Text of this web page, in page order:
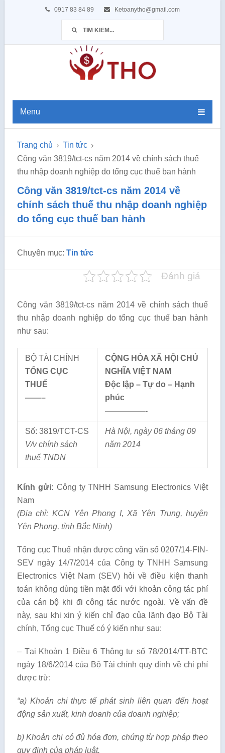
0917 83 84 89 Ketoanytho@gmail.com
Menu
Trang chủ
Tin tức
Công văn 3819/tct-cs năm 2014 về chính sách thuế
thu nhập doanh nghiệp do tổng cục thuế ban hành
Công văn 3819/tct-cs năm 2014 về
chính sách thuế thu nhập doanh nghiệp
do tổng cục thuế ban hành
Chuyên mục: Tin tức
Đánh giá
Công văn 3819/tct-cs năm 2014 về chính sách thuế
thu nhập doanh nghiệp do tổng cục thuế ban hành
như sau:
BỘ TÀI CHÍNH
TỔNG CỤC
THUẾ
——–
CỘNG HÒA XÃ HỘI CHỦ
NGHĨA VIỆT NAM
Độc lập – Tự do – Hạnh
phúc
—————-
Số: 3819/TCT-CS
V/v chính sách
thuế TNDN
Hà Nội, ngày 06 tháng 09
năm 2014
Kính gửi: Công ty TNHH Samsung Electronics Việt
Nam
(Địa chỉ: KCN Yên Phong I, Xã Yên Trung, huyện
Yên Phong, tỉnh Bắc Ninh)
Tổng cục Thuế nhận được công văn số 0207/14-FIN-
SEV ngày 14/7/2014 của Công ty TNHH Samsung
Electronics Việt Nam (SEV) hỏi về điều kiện thanh
toán không dùng tiền mặt đối với khoản công tác phí
của cán bộ khi đi công tác nước ngoài. Về vấn đề
này, sau khi xin ý kiến chỉ đạo của lãnh đạo Bộ Tài
chính, Tổng cục Thuế có ý kiến như sau:
– Tại Khoản 1 Điều 6 Thông tư số 78/2014/TT-BTC
ngày 18/6/2014 của Bộ Tài chính quy định về chi phí
được trừ:
“a) Khoản chi thực tế phát sinh liên quan đến hoạt
động sản xuất, kinh doanh của doanh nghiệp;
b) Khoản chi có đủ hóa đơn, chứng từ hợp pháp theo
quy định của pháp luật.